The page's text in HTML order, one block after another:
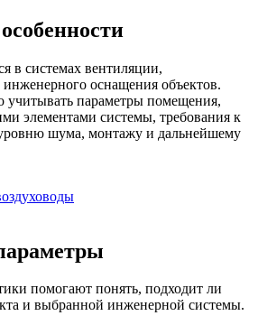
в системах вентиляции,
оснащения объектов.
учитывать параметры помещения,
элементами системы, требования к
шума, монтажу и дальнейшему
помогают понять, подходит ли
и выбранной инженерной системы.